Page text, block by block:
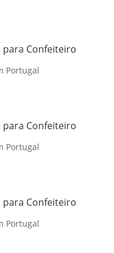
Confeiteiro
Portugal
Confeiteiro
Portugal
Confeiteiro
Portugal